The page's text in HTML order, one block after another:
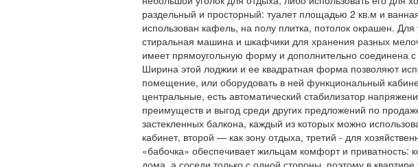
раздельный и просторный: туалет площадью 2 кв.м и
использован кафель, на полу плитка, потолок окрашен.
стиральная машина и шкафчики для хранения разных
имеет прямоугольную форму и дополнительно
Ширина этой лоджии и ее квадратная форма позволяют
помещение, или оборудовать в ней функциональный
центральные, есть автоматический стабилизатор
преимуществ и выгод среди других предложений по
застекленных балкона, каждый из которых можно
кабинет, второй — как зону отдыха, третий - для
«бабочка» обеспечивает жильцам комфорт и приватность: